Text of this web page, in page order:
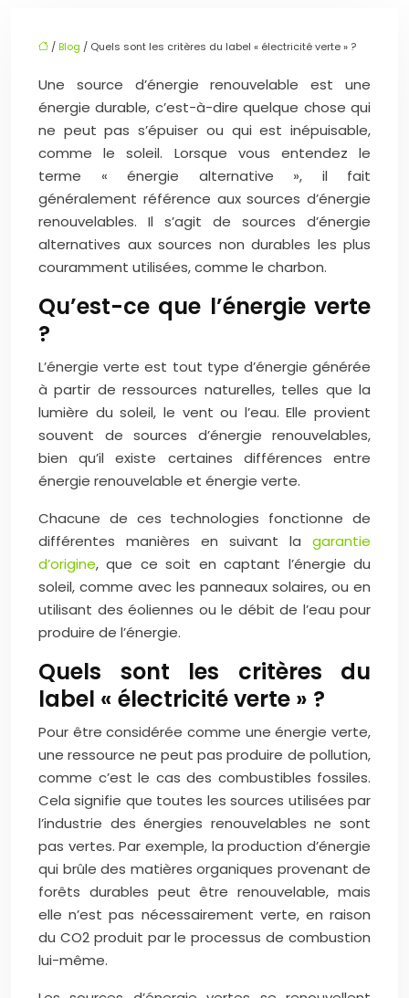
/Blog / Quels sont les critères du label « électricité verte » ?
Une source d’énergie renouvelable est une
énergie durable, c’est-à-dire quelque chose qui
ne peut pas s’épuiser ou qui est inépuisable,
comme le soleil. Lorsque vous entendez le
terme « énergie alternative », il fait
généralement référence aux sources d’énergie
renouvelables. Il s’agit de sources d’énergie
alternatives aux sources non durables les plus
couramment utilisées, comme le charbon.
Qu’est-ce que l’énergie verte
?
L’énergie verte est tout type d’énergie générée
à partir de ressources naturelles, telles que la
lumière du soleil, le vent ou l’eau. Elle provient
souvent de sources d’énergie renouvelables,
bien qu’il existe certaines différences entre
énergie renouvelable et énergie verte.
Chacune de ces technologies fonctionne de
différentes manières en suivant la garantie
d’origine, que ce soit en captant l’énergie du
soleil, comme avec les panneaux solaires, ou en
utilisant des éoliennes ou le débit de l’eau pour
produire de l’énergie.
Quels sont les critères du
label « électricité verte » ?
Pour être considérée comme une énergie verte,
une ressource ne peut pas produire de pollution,
comme c’est le cas des combustibles fossiles.
Cela signifie que toutes les sources utilisées par
l’industrie des énergies renouvelables ne sont
pas vertes. Par exemple, la production d’énergie
qui brûle des matières organiques provenant de
forêts durables peut être renouvelable, mais
elle n’est pas nécessairement verte, en raison
du CO2 produit par le processus de combustion
lui-même.